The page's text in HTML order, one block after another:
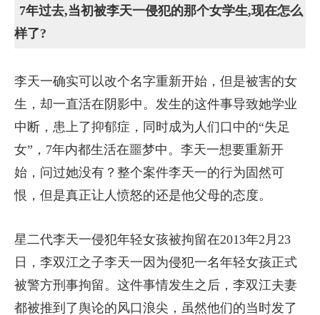
7年过去,当初被李天一侵犯的那个女学生,现在怎么
样了?
李天一确实可以改个名字重新开始，但是被害的女
生，却一直活在阴影中。发生的这件事导致她学业
中断，患上了抑郁症，同时成为人们口中的“失足
女”，7年内都生活在噩梦中。李天一想要重新开
始，问过她没有？整个案件李天一的行为固然可
恨，但是真正让人愤怒的还是他父母的态度。
星二代李天一侵犯年轻女孩被拘留在2013年2月23
日，李双江之子李天一因为侵犯一名年轻女孩正式
被警方刑事拘留。这件事情发生之后，李双江夫妻
都被推到了舆论的风口浪尖，虽然他们的当时发了